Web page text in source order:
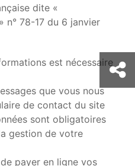
dite «
n° 78-17 du 6 janvier
est nécessaire
que vous nous
de contact du site
sont obligatoires
gestion de votre
payer en ligne vos